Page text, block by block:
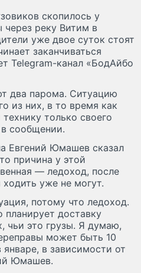
скопилось у
через реку Витим в
уже двое суток стоят
заканчиваться
Telegram-канал «БодАйбо
два парома. Ситуацию
из них, в то время как
только своего
сообщении.
Евгений Юмашев сказал
причина у этой
— ледоход, после
уже не могут.
потому что ледоход.
планирует доставку
чьи это грузы. Я думаю,
может быть 10
в зависимости от
Юмашев.